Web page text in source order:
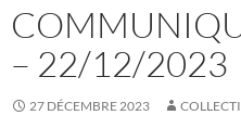
– 22/12/2023
27 DÉCEMBRE 2023